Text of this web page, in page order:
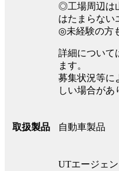
◎工場周辺は
はたまらない
◎未経験の方
詳細について
ます。
募集状況等に
しい場合があ
取扱製品 自動車製品
UTエージェ